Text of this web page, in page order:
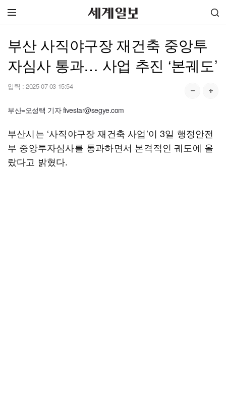
부산 사직야구장 재건축 중앙투
자심사 통과… 사업 추진 ‘본궤도’
입력 : 2025-07-03 15:54
부산=오성택 기자 fivestar@segye.com
부산시는 ‘사직야구장 재건축 사업’이 3일 행정안전
부 중앙투자심사를 통과하면서 본격적인 궤도에 올
랐다고 밝혔다.